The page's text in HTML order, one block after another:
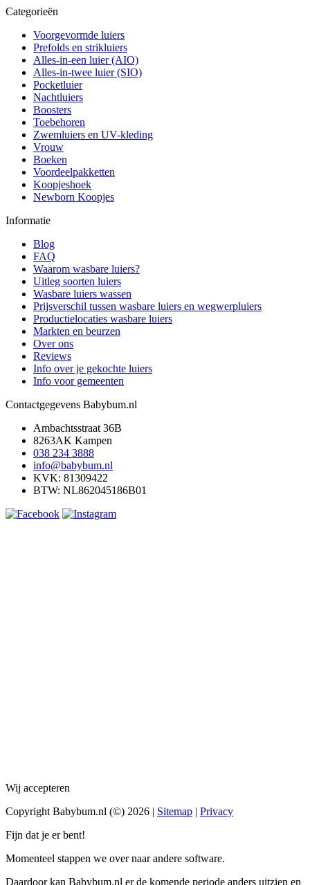
Categorieën
Voorgevormde luiers
Prefolds en strikluiers
Alles-in-een luier (AIO)
Alles-in-twee luier (SIO)
Pocketluier
Nachtluiers
Boosters
Toebehoren
Zwemluiers en UV-kleding
Vrouw
Boeken
Voordeelpakketten
Koopjeshoek
Newborn Koopjes
Informatie
Blog
FAQ
Waarom wasbare luiers?
Uitleg soorten luiers
Wasbare luiers wassen
Prijsverschil tussen wasbare luiers en wegwerpluiers
Productielocaties wasbare luiers
Markten en beurzen
Over ons
Reviews
Info over je gekochte luiers
Info voor gemeenten
Contactgegevens Babybum.nl
Ambachtsstraat 36B
8263AK Kampen
038 234 3888
info@babybum.nl
KVK: 81309422
BTW: NL862045186B01
Wij accepteren
Copyright Babybum.nl (©) 2026 | Sitemap | Privacy
Fijn dat je er bent!
Momenteel stappen we over naar andere software.
Daardoor kan Babybum.nl er de komende periode anders uitzien en